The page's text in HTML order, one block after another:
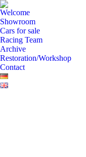
Welcome
Showroom
Cars for sale
Racing Team
Archive
Restoration/Workshop
Contact